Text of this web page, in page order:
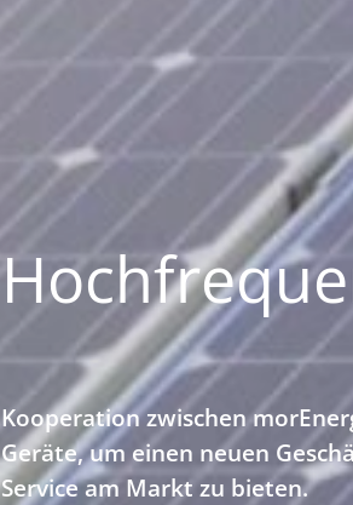
Kooperation zwischen
Geräte, um einen neuen
Service am Markt zu bieten.